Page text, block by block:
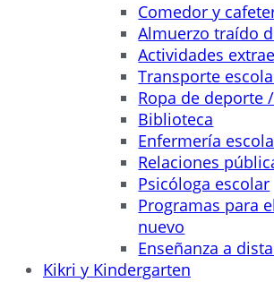
Comedor y
Almuerzo traído
Actividades
Transporte
Ropa de deporte
Biblioteca
Enfermería
Relaciones
Psicóloga escolar
Programas para
nuevo
Enseñanza a
Kikri y Kindergarten